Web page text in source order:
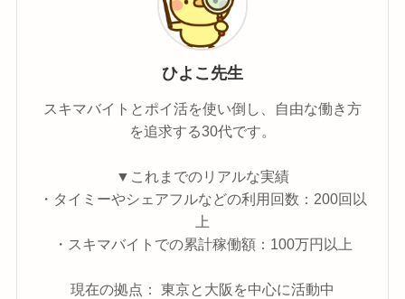
ひよこ先生
スキマバイトとポイ活を使い倒し、自由な働き方
を追求する30代です。
▼これまでのリアルな実績
・タイミーやシェアフルなどの利用回数：200回以
上
・スキマバイトでの累計稼働額：100万円以上
現在の拠点： 東京と大阪を中心に活動中